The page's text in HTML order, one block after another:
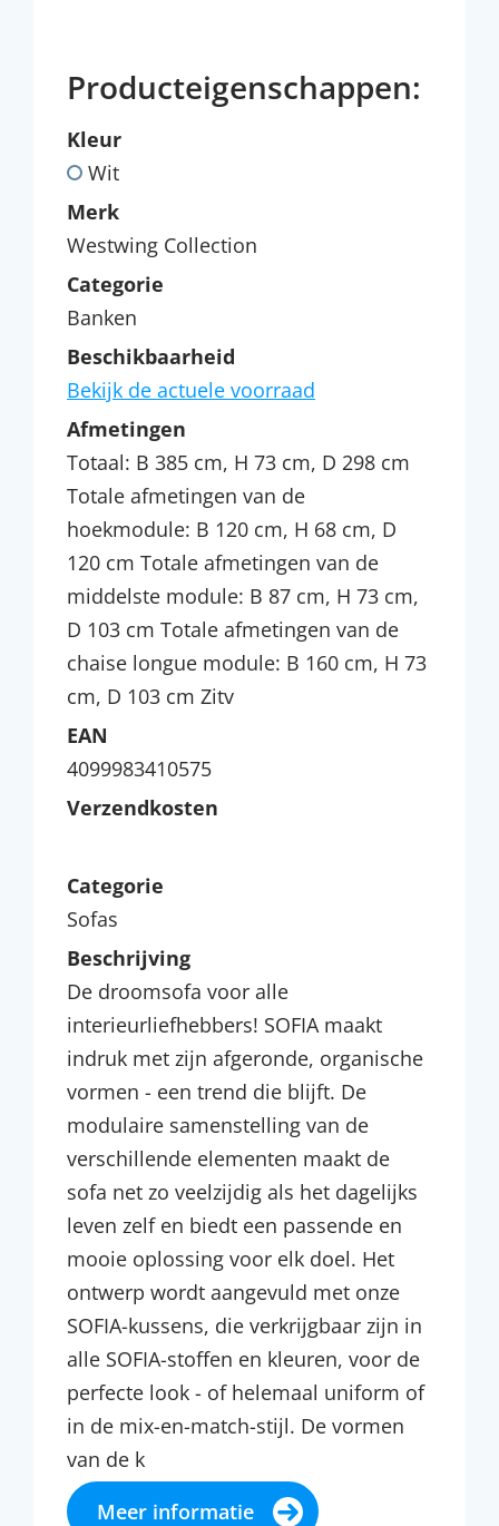
Producteigenschappen:
Kleur
Wit
Merk
Westwing Collection
Categorie
Banken
Beschikbaarheid
Bekijk de actuele voorraad
Afmetingen
Totaal: B 385 cm, H 73 cm, D 298 cm
Totale afmetingen van de
hoekmodule: B 120 cm, H 68 cm, D
120 cm Totale afmetingen van de
middelste module: B 87 cm, H 73 cm,
D 103 cm Totale afmetingen van de
chaise longue module: B 160 cm, H 73
cm, D 103 cm Zitv
EAN
4099983410575
Verzendkosten
Categorie
Sofas
Beschrijving
De droomsofa voor alle
interieurliefhebbers! SOFIA maakt
indruk met zijn afgeronde, organische
vormen - een trend die blijft. De
modulaire samenstelling van de
verschillende elementen maakt de
sofa net zo veelzijdig als het dagelijks
leven zelf en biedt een passende en
mooie oplossing voor elk doel. Het
ontwerp wordt aangevuld met onze
SOFIA-kussens, die verkrijgbaar zijn in
alle SOFIA-stoffen en kleuren, voor de
perfecte look - of helemaal uniform of
in de mix-en-match-stijl. De vormen
van de k
Meer informatie